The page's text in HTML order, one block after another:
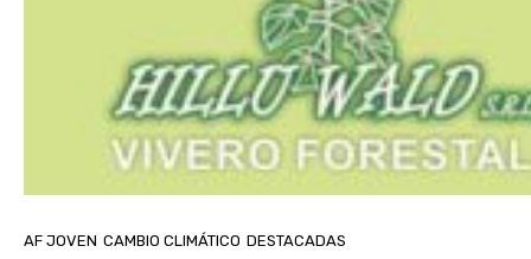
AF JOVEN CAMBIO CLIMÁTICO DESTACADAS